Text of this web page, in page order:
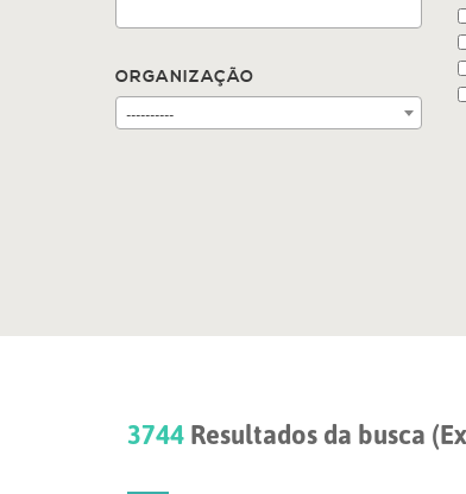
ORGANIZAÇÃO
----------
3744 Resultados da busca